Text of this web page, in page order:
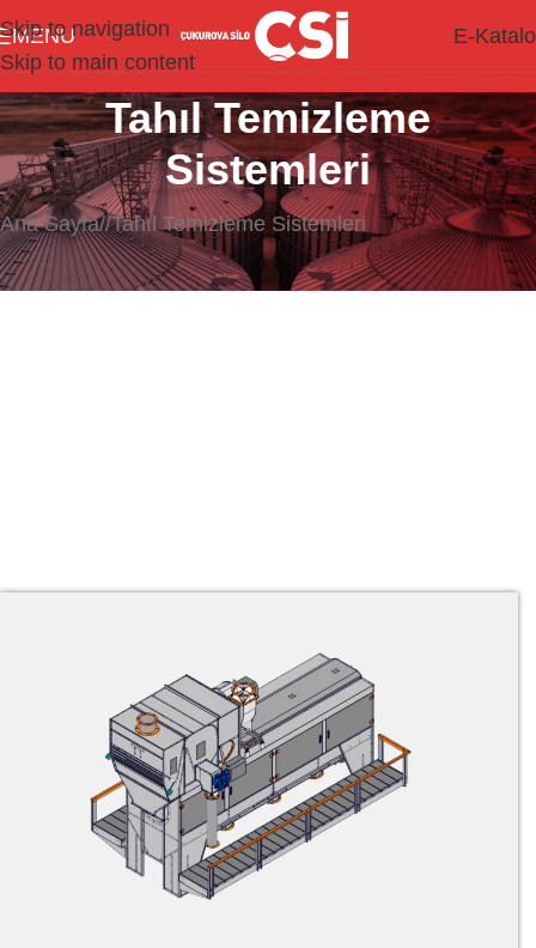
Skip to navigation
Skip to main content
MENU E-
Tahıl Temizleme
Sistemleri
Ana Sayfa/ Tahıl Temizleme Sistemleri